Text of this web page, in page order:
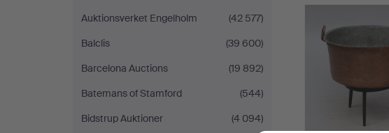
Auktionsverket Engelholm
(42 577)
Balclis
(39 600)
Barcelona Auctions
(19 892)
Batemans of Stamford
(544)
Bidstrup Auktioner
(4 094)